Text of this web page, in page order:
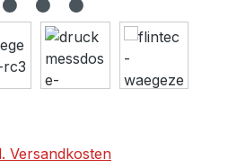
Versandkosten